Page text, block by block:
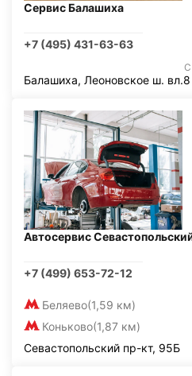
Сервис Балашиха
+7 (495) 431-63-63
С
Балашиха, Леоновское ш. вл.8
Автосервис
+7 (499) 653-72-12
Беляево(1,59 км)
Коньково(1,87 км)
Севастопольский пр-кт, 95Б